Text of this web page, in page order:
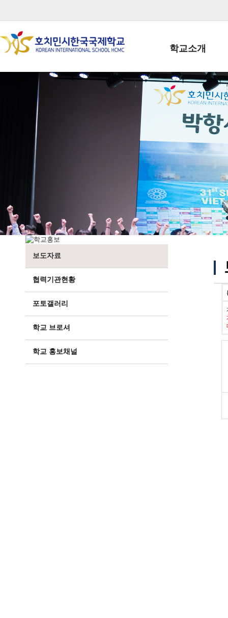
학교소개
학교장인사말
학생회장인사말
학교상징
학교 CI
교직원현황
학생현황
위치/전화
전경사진
보도자료
협력기관현황
포토갤러리
학교 브로셔
학교 홍보채널